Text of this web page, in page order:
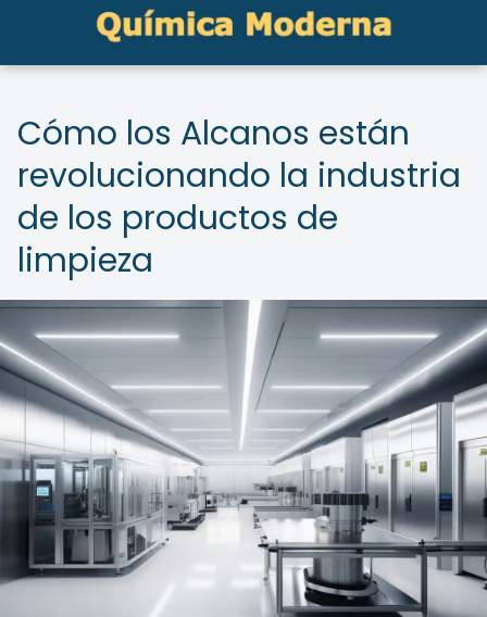
Cómo los Alcanos están
revolucionando la industria
de los productos de
limpieza